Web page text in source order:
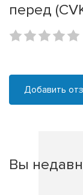
перед
Добавить
Вы